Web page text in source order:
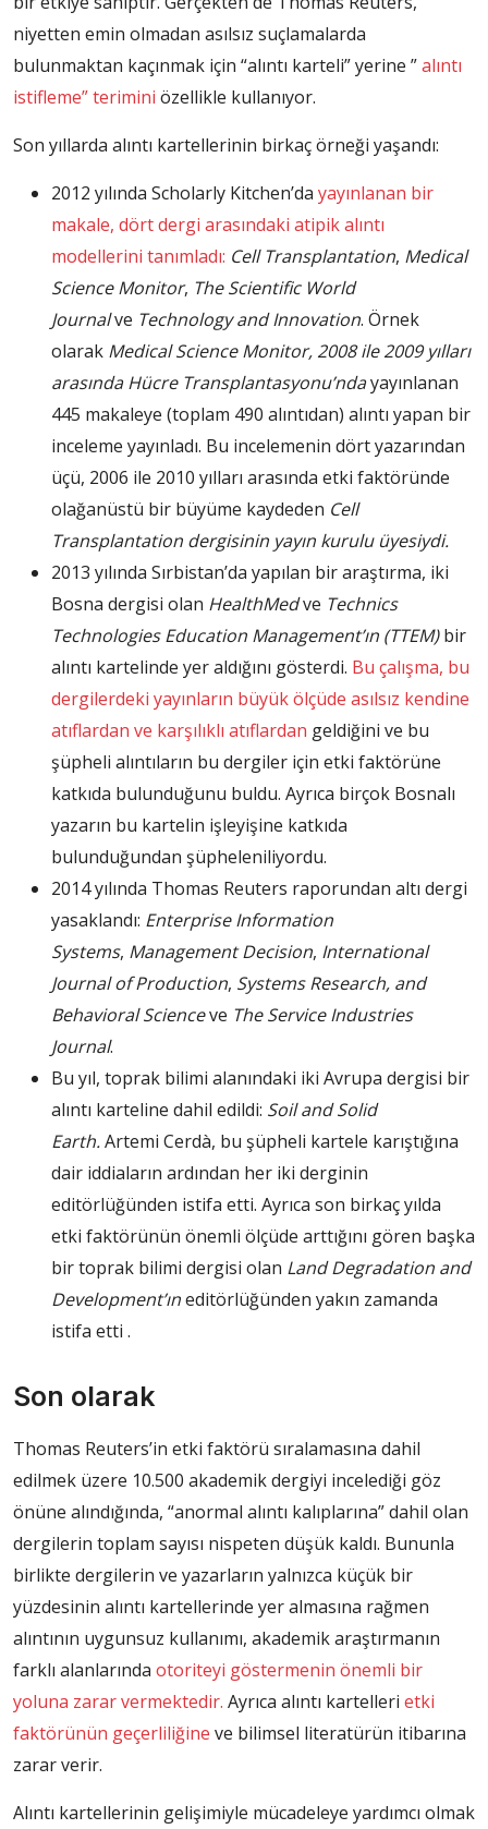
niyetten emin olmadan asılsız suçlamalarda
bulunmaktan kaçınmak için “alıntı karteli” yerine ”alıntı
istifleme” terimini özellikle kullanıyor.
Son yıllarda alıntı kartellerinin birkaç örneği yaşandı:
2012 yılında Scholarly Kitchen’da yayınlanan bir
makale, dört dergi arasındaki atipik alıntı
modellerini tanımladı: Cell Transplantation, Medical
Science Monitor, The Scientific World
Journalve Technology and Innovation. Örnek
olarak Medical Science Monitor, 2008 ile 2009 yılları
arasındaHücre Transplantasyonu’ndayayınlanan
445 makaleye (toplam 490 alıntıdan) alıntı yapan bir
inceleme yayınladı. Bu incelemenin dört yazarından
üçü, 2006 ile 2010 yılları arasında etki faktöründe
olağanüstü bir büyüme kaydeden Cell
Transplantation dergisinin yayın kurulu üyesiydi.
2013 yılında Sırbistan’da yapılan bir araştırma, iki
Bosna dergisi olan HealthMedve Technics
Technologies Education Management’ın (TTEM)bir
alıntı kartelinde yer aldığını gösterdi. Bu çalışma, bu
dergilerdeki yayınların büyük ölçüde asılsız kendine
atıflardan ve karşılıklı atıflardan geldiğini ve bu
şüpheli alıntıların bu dergiler için etki faktörüne
katkıda bulunduğunu buldu. Ayrıca birçok Bosnalı
yazarın bu kartelin işleyişine katkıda
bulunduğundan şüpheleniliyordu.
2014 yılında Thomas Reuters raporundan altı dergi
yasaklandı: Enterprise Information
Systems, Management Decision, International
Journal of Production, Systems Research, and
Behavioral Scienceve The Service Industries
Journal.
Bu yıl, toprak bilimi alanındaki iki Avrupa dergisi bir
alıntı karteline dahil edildi: Soil and Solid
Earth.Artemi Cerdà, bu şüpheli kartele karıştığına
dair iddiaların ardından her iki derginin
editörlüğünden istifa etti. Ayrıca son birkaç yılda
etki faktörünün önemli ölçüde arttığını gören başka
bir toprak bilimi dergisi olan Land Degradation and
Development’ıneditörlüğünden yakın zamanda
istifa etti .
Son olarak
Thomas Reuters’in etki faktörü sıralamasına dahil
edilmek üzere 10.500 akademik dergiyi incelediği göz
önüne alındığında, “anormal alıntı kalıplarına” dahil olan
dergilerin toplam sayısı nispeten düşük kaldı. Bununla
birlikte dergilerin ve yazarların yalnızca küçük bir
yüzdesinin alıntı kartellerinde yer almasına rağmen
alıntının uygunsuz kullanımı, akademik araştırmanın
farklı alanlarında otoriteyi göstermenin önemli bir
yoluna zarar vermektedir. Ayrıca alıntı kartelleri etki
faktörünün geçerliliğine ve bilimsel literatürün itibarına
zarar verir.
Alıntı kartellerinin gelişimiyle mücadeleye yardımcı olmak